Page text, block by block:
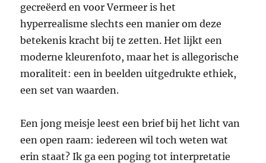
gecreëerd en voor Vermeer is het
hyperrealisme slechts een manier om deze
betekenis kracht bij te zetten. Het lijkt een
moderne kleurenfoto, maar het is allegorische
moraliteit: een in beelden uitgedrukte ethiek,
een set van waarden.
Een jong meisje leest een brief bij het licht van
een open raam: iedereen wil toch weten wat
erin staat? Ik ga een poging tot interpretatie